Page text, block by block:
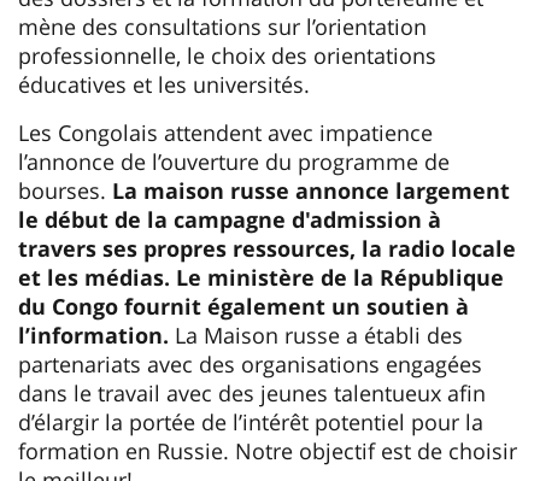
mène des consultations sur l’orientation
professionnelle, le choix des orientations
éducatives et les universités.
Les Congolais attendent avec impatience
l’annonce de l’ouverture du programme de
bourses. La maison russe annonce largement
le début de la campagne d'admission à
travers ses propres ressources, la radio locale
et les médias. Le ministère de la République
du Congo fournit également un soutien à
l’information. La Maison russe a établi des
partenariats avec des organisations engagées
dans le travail avec des jeunes talentueux afin
d’élargir la portée de l’intérêt potentiel pour la
formation en Russie. Notre objectif est de choisir